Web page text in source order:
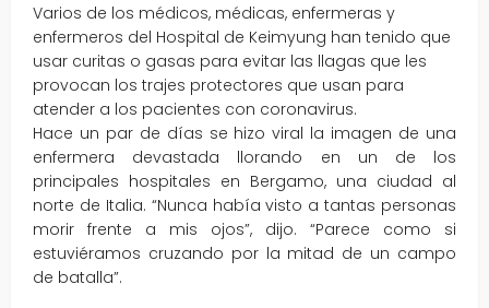
Varios de los médicos, médicas, enfermeras y
enfermeros del Hospital de Keimyung han tenido que
usar curitas o gasas para evitar las llagas que les
provocan los trajes protectores que usan para
atender a los pacientes con coronavirus.
Hace un par de días se hizo viral la imagen de una
enfermera devastada llorando en un de los
principales hospitales en Bergamo, una ciudad al
norte de Italia. “Nunca había visto a tantas personas
morir frente a mis ojos”, dijo. “Parece como si
estuviéramos cruzando por la mitad de un campo
de batalla”.